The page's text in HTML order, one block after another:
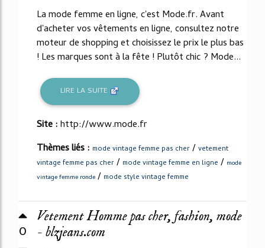
La mode femme en ligne, c'est Mode.fr. Avant
d'acheter vos vêtements en ligne, consultez notre
moteur de shopping et choisissez le prix le plus bas
! Les marques sont à la fête ! Plutôt chic ? Mode...
LIRE LA SUITE
Site :http://www.mode.fr
Thèmes liés : mode vintage femme pas cher / vetement
vintage femme pas cher / mode vintage femme en ligne / mode
vintage femme ronde / mode style vintage femme
0
Vetement Homme pas cher, fashion, mode
- blzjeans.com